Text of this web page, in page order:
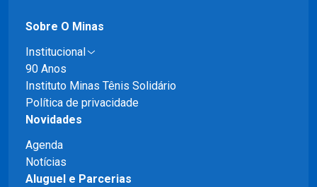
Sobre O Minas
Institucional
90 Anos
Instituto Minas Tênis Solidário
Política de privacidade
Novidades
Agenda
Notícias
Aluguel e Parcerias